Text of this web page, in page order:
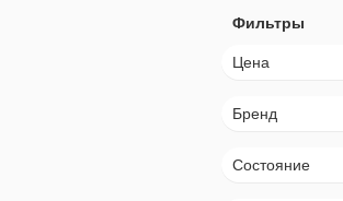
Фильтры
Цена
Бренд
Состояние